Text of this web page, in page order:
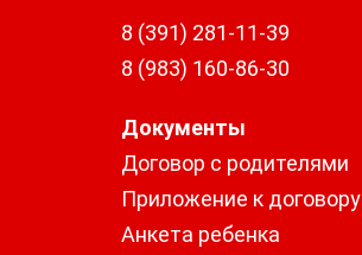
8 (391) 281-11-39
8 (983) 160-86-30
Документы
Договор с родителями
Приложение к договору
Анкета ребенка